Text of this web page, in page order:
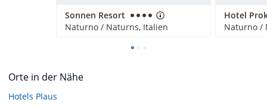
Sonnen Resort
Naturno / Naturns, Italien
Naturno /
Orte in der Nähe
Hotels Plaus